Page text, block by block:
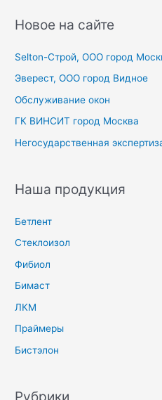
с
:
Новое на сайте
Selton-Строй, OOO город
Эверест, ООО город Видное
Обслуживание окон
ГК ВИНСИТ город Москва
Негосударственная
Наша продукция
Бетлент
Стеклоизол
Фибиол
Бимаст
ЛКМ
Праймеры
Бистэлон
Рубрики